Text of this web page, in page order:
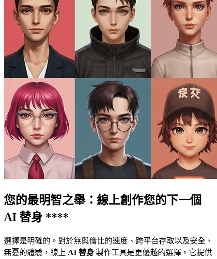
您的最明智之舉：線上創作您的下一個
AI 替身 ****
選擇是明確的。對於無與倫比的速度、跨平台存取以及安全、
無憂的體驗，線上 AI 替身 製作工具是更優越的選擇。它提供